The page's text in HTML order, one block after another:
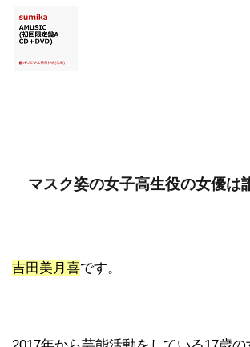
マスク姿の女子高生役の女優は
吉田美月喜です。